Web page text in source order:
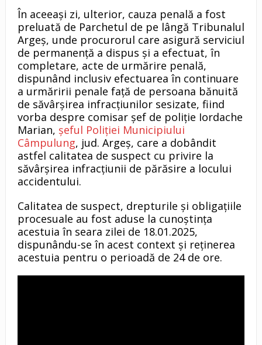
În aceeaşi zi, ulterior, cauza penală a fost
preluată de Parchetul de pe lângă Tribunalul
Argeş, unde procurorul care asigură serviciul
de permanenţă a dispus şi a efectuat, în
completare, acte de urmărire penală,
dispunând inclusiv efectuarea în continuare
a urmăririi penale faţă de persoana bănuită
de săvârşirea infracţiunilor sesizate, fiind
vorba despre comisar şef de poliţie Iordache
Marian, şeful Poliţiei Municipiului
Câmpulung, jud. Argeş, care a dobândit
astfel calitatea de suspect cu privire la
săvârşirea infracţiunii de părăsire a locului
accidentului.
Calitatea de suspect, drepturile şi obligaţiile
procesuale au fost aduse la cunoştinţa
acestuia în seara zilei de 18.01.2025,
dispunându-se în acest context şi reţinerea
acestuia pentru o perioadă de 24 de ore.